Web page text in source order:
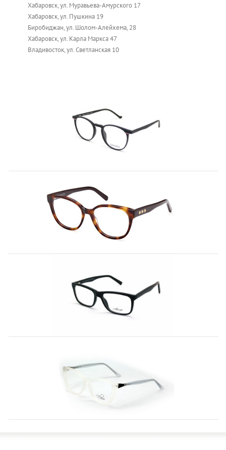
Хабаровск, ул. Муравьева-Амурского 17
Хабаровск, ул. Пушкина 19
Биробиджан, ул. Шолом-Алейхема, 28
Хабаровск, ул. Карла Маркса 47
Владивосток, ул. Светланская 10